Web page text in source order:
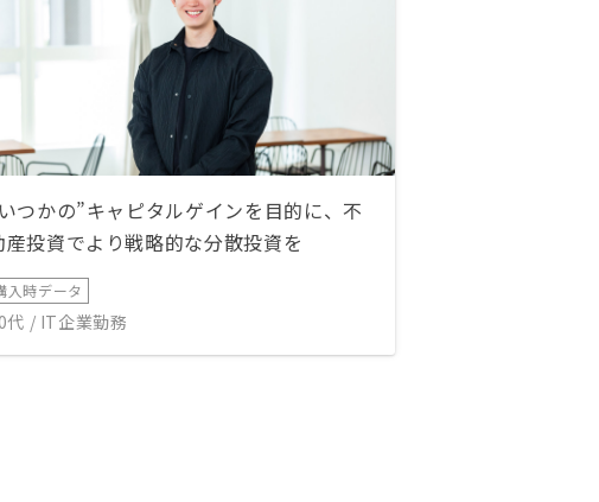
つかの”キャピタルゲインを目的に、不
産投資でより戦略的な分散投資を
入時データ
代 / IT企業勤務